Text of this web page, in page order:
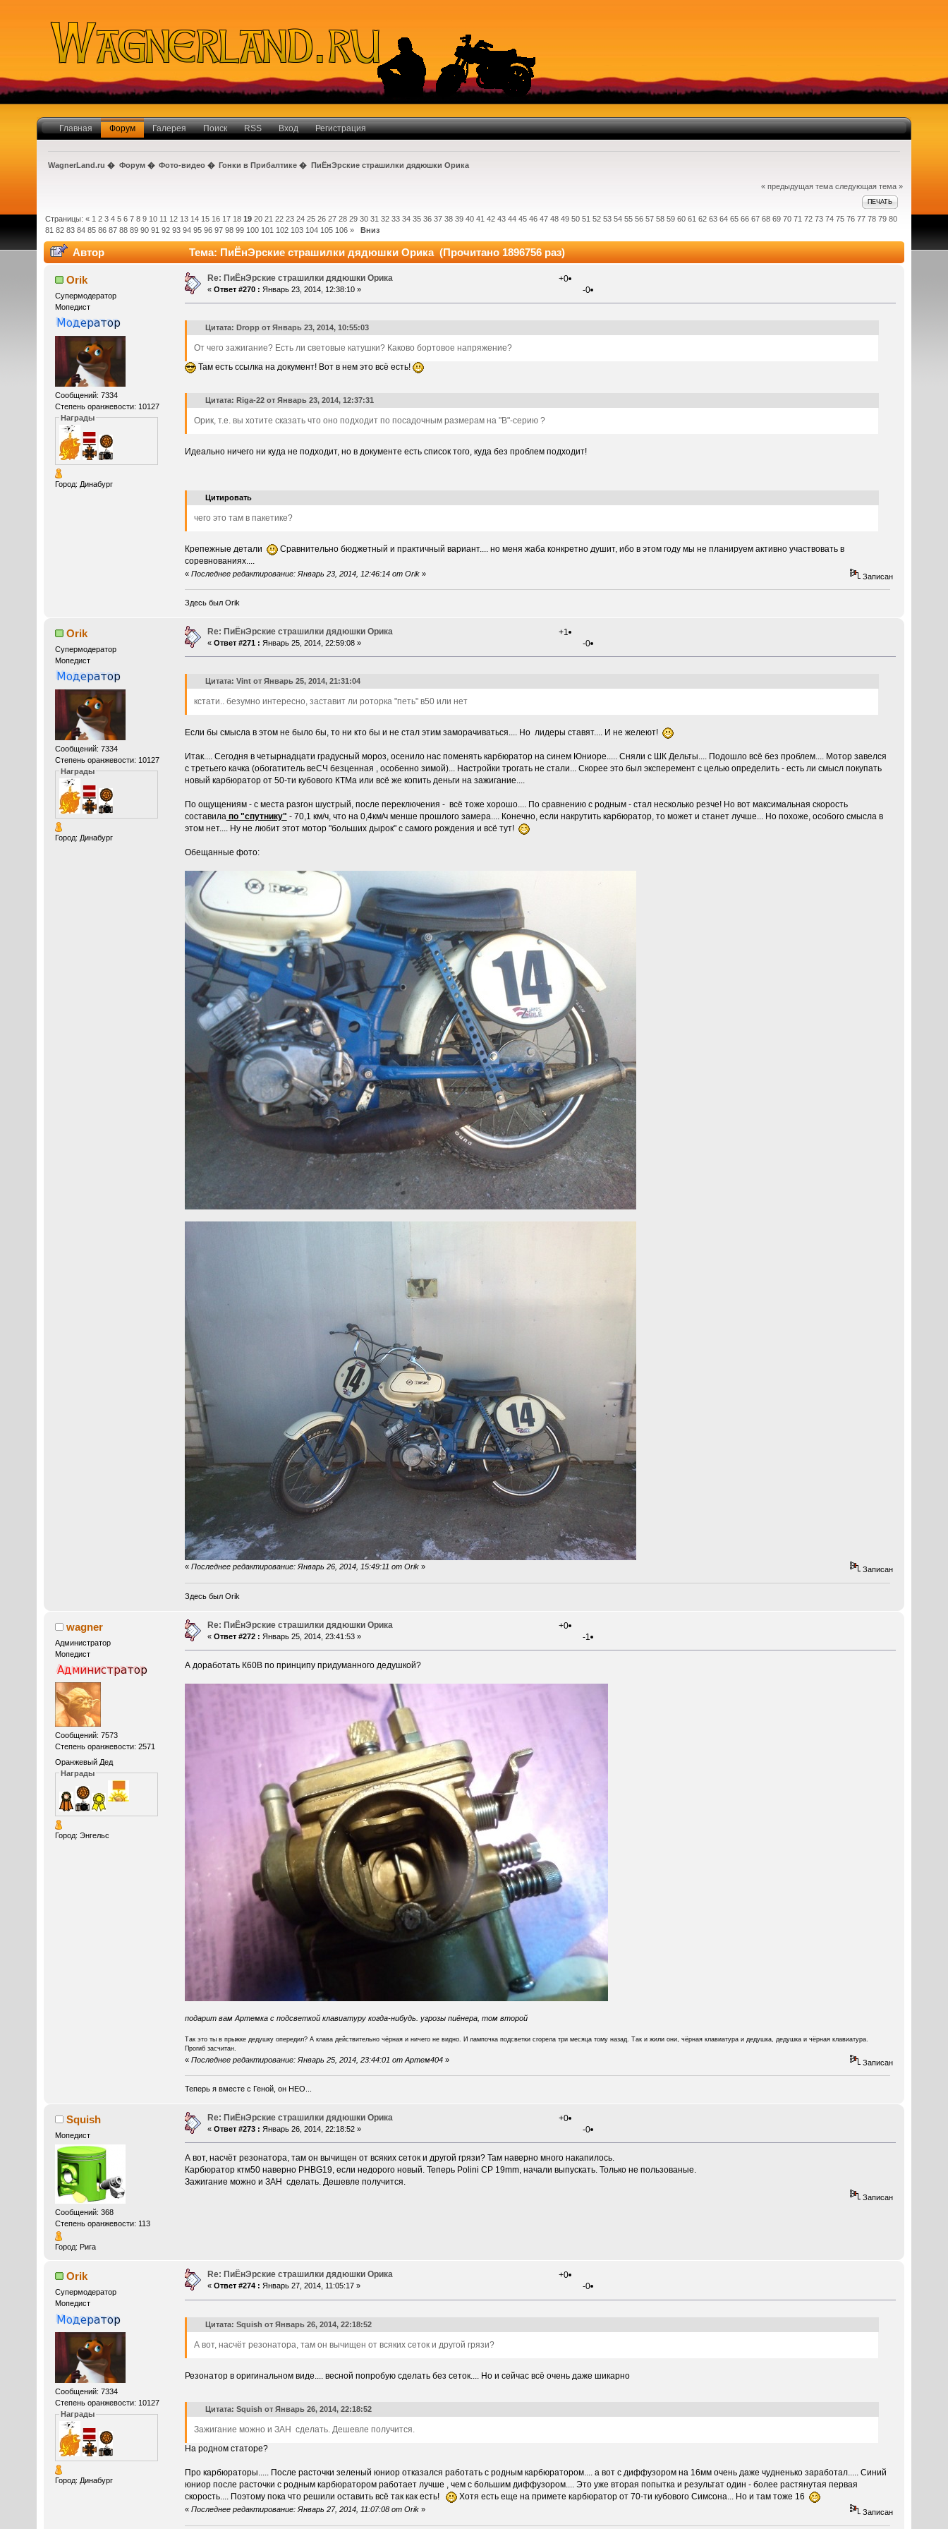
Главная Форум Галерея Поиск RSS Вход Регистрация
WagnerLand.ru � Форум� Фото-видео� Гонки в Прибалтике � ПиЁнЭрские страшилки дядюшки Орика
« предыдущая тема следующая тема »
ПЕЧАТЬ
Страницы:« 1 2 3 4 5 6 7 8 9 10 11 12 13 14 15 16 17 18 19 20 21 22 23 24 25 26 27 28 29 30 31 32 33 34 35 36 37 38 39 40 41 42 43 44 45 46 47 48 49 50 51 52 53 54 55 56 57 58 59 60 61 62 63 64 65 66 67 68 69 70 71 72 73 74 75 76 77 78 79 80
81 82 83 84 85 86 87 88 89 90 91 92 93 94 95 96 97 98 99 100 101 102 103 104 105 106 » Вниз
Автор Тема: ПиЁнЭрские страшилки дядюшки Орика (Прочитано 1896756 раз)
Orik
Супермодератор
Мопедист
Сообщений: 7334
Степень оранжевости: 10127
Награды
Город: Динабург
Re: ПиЁнЭрские страшилки дядюшки Орика
« Ответ #270 : Январь 23, 2014, 12:38:10 »
+0
-0
Цитата: Dropp от Январь 23, 2014, 10:55:03
От чего зажигание? Есть ли световые катушки? Каково бортовое напряжение?
Там есть ссылка на документ! Вот в нем это всё есть!
Цитата: Riga-22 от Январь 23, 2014, 12:37:31
Орик, т.е. вы хотите сказать что оно подходит по посадочным размерам на "В"-серию ?
Идеально ничего ни куда не подходит, но в документе есть список того, куда без проблем подходит!
Цитировать
чего это там в пакетике?
Крепежные детали
Сравнительно бюджетный и практичный вариант.... но меня жаба конкретно душит, ибо в этом году мы не планируем активно участвовать в
соревнованиях....
« Последнее редактирование: Январь 23, 2014, 12:46:14 от Orik» Записан
Здесь был Orik
Orik
Супермодератор
Мопедист
Сообщений: 7334
Степень оранжевости: 10127
Награды
Город: Динабург
Re: ПиЁнЭрские страшилки дядюшки Орика
« Ответ #271 : Январь 25, 2014, 22:59:08 »
+1
-0
Цитата: Vint от Январь 25, 2014, 21:31:04
кстати.. безумно интересно, заставит ли роторка "петь" в50 или нет
Если бы смысла в этом не было бы, то ни кто бы и не стал этим заморачиваться.... Но лидеры ставят.... И не желеют!
Итак.... Сегодня в четырнадцати градусный мороз, осенило нас поменять карбюратор на синем Юниоре..... Сняли с ШК Дельты.... Подошло всё без проблем.... Мотор завелся
с третьего качка (обогатитель веСЧ безценная , особенно зимой)... Настройки трогать не стали... Скорее это был эксперемент с целью определить - есть ли смысл покупать
новый карбюратор от 50-ти кубового КТМа или всё же копить деньги на зажигание....
По ощущениям - с места разгон шустрый, после переключения - всё тоже хорошо.... По сравнению с родным - стал несколько резче! Но вот максимальная скорость
составилапо "спутнику" - 70,1 км/ч, что на 0,4км/ч менше прошлого замера.... Конечно, если накрутить карбюратор, то может и станет лучше... Но похоже, особого смысла в
этом нет.... Ну не любит этот мотор "больших дырок" с самого рождения и всё тут!
Обещанные фото:
« Последнее редактирование: Январь 26, 2014, 15:49:11 от Orik» Записан
Здесь был Orik
wagner
Администратор
Мопедист
Сообщений: 7573
Степень оранжевости: 2571
Оранжевый Дед
Награды
Город: Энгельс
Re: ПиЁнЭрские страшилки дядюшки Орика
« Ответ #272 : Январь 25, 2014, 23:41:53 »
+0
-1
А доработать К60В по принципу придуманного дедушкой?
подарит вам Артемка с подсветкой клавиатуру когда-нибудь. угрозы пиёнера, том второй
Так это ты в прыжке дедушку опередил? А клава действительно чёрная и ничего не видно. И лампочка подсветки сгорела три месяца тому назад. Так и жили они, чёрная клавиатура и дедушка, дедушка и чёрная клавиатура.
Прогиб засчитан.
« Последнее редактирование: Январь 25, 2014, 23:44:01 от Артем404» Записан
Теперь я вместе с Геной, он НЕО...
Squish
Мопедист
Сообщений: 368
Степень оранжевости: 113
Город: Рига
Re: ПиЁнЭрские страшилки дядюшки Орика
« Ответ #273 : Январь 26, 2014, 22:18:52 »
+0
-0
А вот, насчёт резонатора, там он вычищен от всяких сеток и другой грязи? Там наверно много накапилось.
Карбюратор ктм50 наверно PHBG19, если недорого новый. Теперь Polini CP 19mm, начали выпускать. Только не пользованые.
Зажигание можно и ЗАН сделать. Дешевле получится.
Записан
Orik
Супермодератор
Мопедист
Сообщений: 7334
Степень оранжевости: 10127
Награды
Город: Динабург
Re: ПиЁнЭрские страшилки дядюшки Орика
« Ответ #274 : Январь 27, 2014, 11:05:17 »
+0
-0
Цитата: Squish от Январь 26, 2014, 22:18:52
А вот, насчёт резонатора, там он вычищен от всяких сеток и другой грязи?
Резонатор в оригинальном виде.... весной попробую сделать без сеток.... Но и сейчас всё очень даже шикарно
Цитата: Squish от Январь 26, 2014, 22:18:52
Зажигание можно и ЗАН сделать. Дешевле получится.
На родном статоре?
Про карбюраторы..... После расточки зеленый юниор отказался работать с родным карбюратором.... а вот с диффузором на 16мм очень даже чудненько заработал..... Синий
юниор после расточки с родным карбюратором работает лучше , чем с большим диффузором.... Это уже вторая попытка и результат один - более растянутая первая
скорость.... Поэтому пока что решили оставить всё так как есть!
Хотя есть еще на примете карбюратор от 70-ти кубового Симсона... Но и там тоже 16
« Последнее редактирование: Январь 27, 2014, 11:07:08 от Orik» Записан